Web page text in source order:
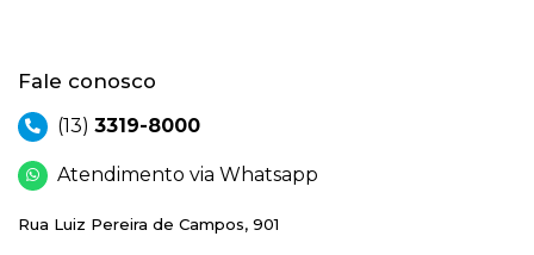
Fale conosco
(13) 3319-8000
Atendimento via Whatsapp
Rua Luiz Pereira de Campos, 901